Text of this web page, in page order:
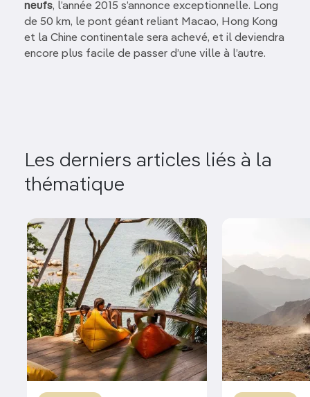
neufs, l’année 2015 s’annonce exceptionnelle. Long
de 50 km, le pont géant reliant Macao, Hong Kong
et la Chine continentale sera achevé, et il deviendra
encore plus facile de passer d’une ville à l’autre.
Les derniers articles liés à la
thématique